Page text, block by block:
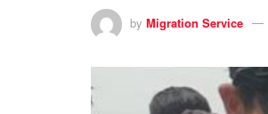
by Migration Service